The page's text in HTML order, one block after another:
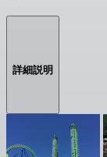
詳細説明